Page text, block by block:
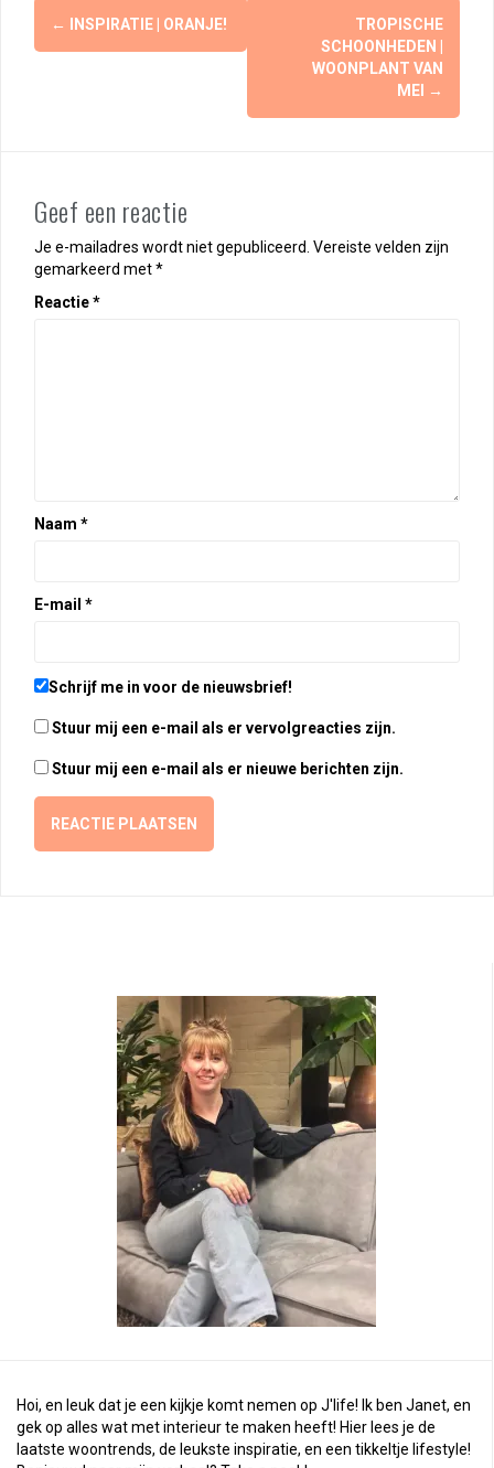
Berichtnavigatie
← INSPIRATIE | ORANJE!
TROPISCHE
SCHOONHEDEN |
WOONPLANT VAN
MEI
→
Geef een reactie
Je e-mailadres wordt niet gepubliceerd. Vereiste velden zijn
gemarkeerd met*
Reactie*
Naam *
E-mail *
Schrijf me in voor de nieuwsbrief!
Stuur mij een e-mail als er vervolgreacties zijn.
Stuur mij een e-mail als er nieuwe berichten zijn.
Hoi, en leuk dat je een kijkje komt nemen op J'life! Ik ben Janet, en
gek op alles wat met interieur te maken heeft! Hier lees je de
laatste woontrends, de leukste inspiratie, en een tikkeltje lifestyle!